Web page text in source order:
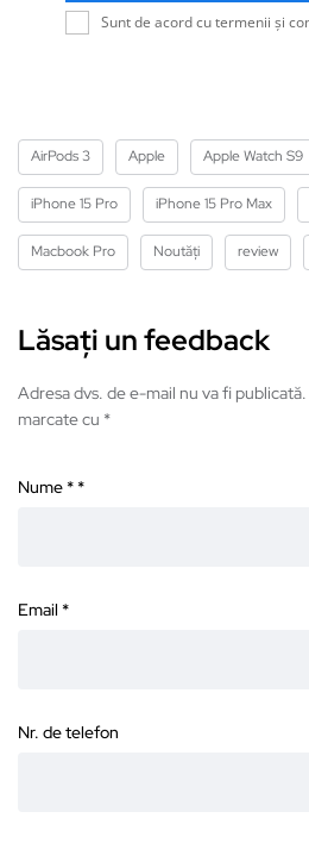
Sunt de acord cu termenii și
AirPods 3 Apple Apple Watch S9
iPhone 15 Pro iPhone 15 Pro Max
Macbook Pro Noutăți review
Lăsați un feedback
Adresa dvs. de e-mail nu va fi
marcate cu *
Nume * *
Email *
Nr. de telefon